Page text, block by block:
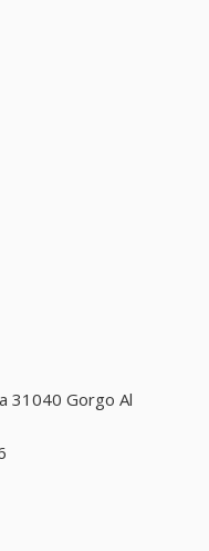
31040 Gorgo Al